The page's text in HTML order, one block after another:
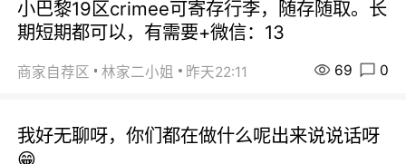
小巴黎19区crimee可寄存行李，随存随取。长
期短期都可以，有需要+微信：13
商家自荐区 林家二小姐 昨天22:11 69 0
我好无聊呀，你们都在做什么呢出来说说话呀
😁